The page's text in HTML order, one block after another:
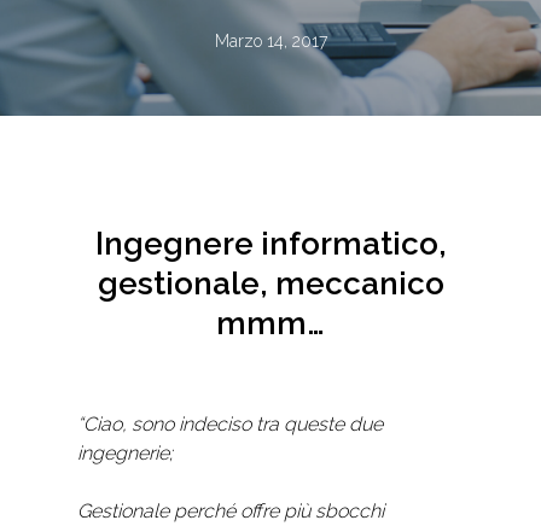
Marzo 14, 2017
Ingegnere informatico,
gestionale, meccanico
mmm…
“Ciao, sono indeciso tra queste due
ingegnerie;
Gestionale perché offre più sbocchi